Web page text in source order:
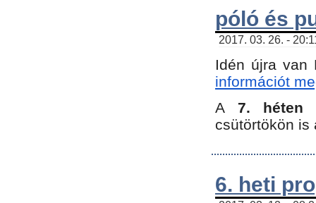
póló és
2017. 03. 26. -
Idén újra van
információt
A 7. héten
csütörtökön is
6. heti